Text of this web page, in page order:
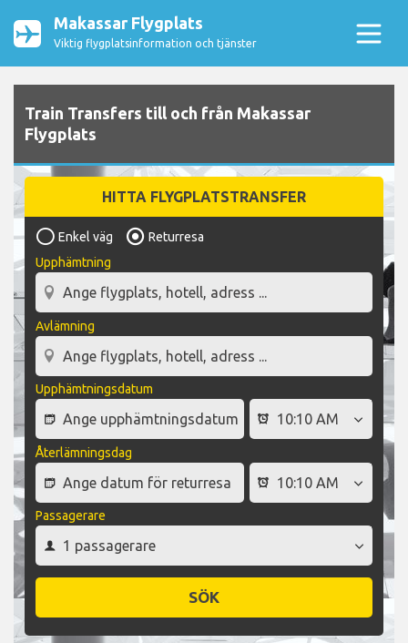
Makassar Flygplats
Viktig flygplatsinformation och tjänster
Train Transfers till och från Makassar
Flygplats
HITTA FLYGPLATSTRANSFER
Enkel väg
Returresa
Upphämtning
Avlämning
Upphämtningsdatum
Återlämningsdag
Passagerare
SÖK